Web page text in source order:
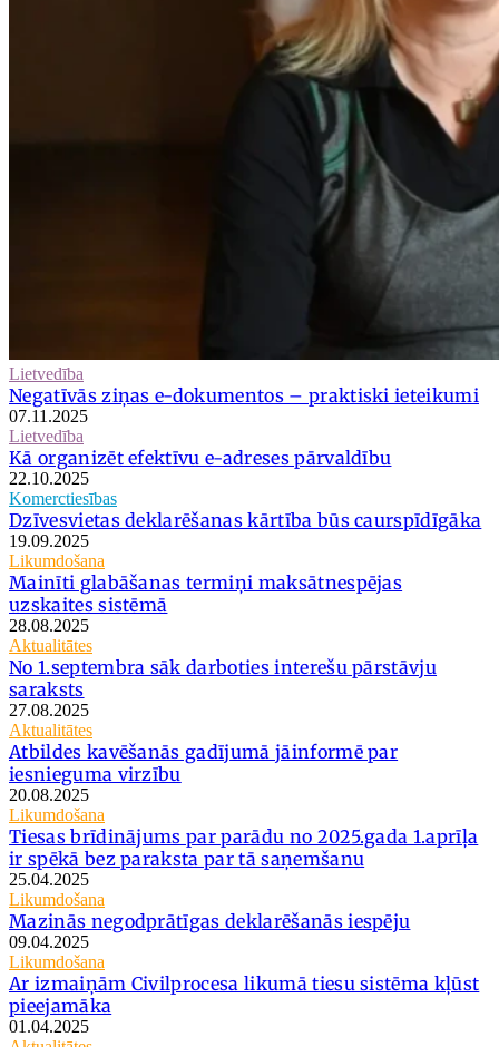
Lietvedība
Negatīvās ziņas e-dokumentos – praktiski ieteikumi
07.11.2025
Lietvedība
Kā organizēt efektīvu e-adreses pārvaldību
22.10.2025
Komerctiesības
Dzīvesvietas deklarēšanas kārtība būs caurspīdīgāka
19.09.2025
Likumdošana
Mainīti glabāšanas termiņi maksātnespējas
uzskaites sistēmā
28.08.2025
Aktualitātes
No 1.septembra sāk darboties interešu pārstāvju
saraksts
27.08.2025
Aktualitātes
Atbildes kavēšanās gadījumā jāinformē par
iesnieguma virzību
20.08.2025
Likumdošana
Tiesas brīdinājums par parādu no 2025.gada 1.aprīļa
ir spēkā bez paraksta par tā saņemšanu
25.04.2025
Likumdošana
Mazinās negodprātīgas deklarēšanās iespēju
09.04.2025
Likumdošana
Ar izmaiņām Civilprocesa likumā tiesu sistēma kļūst
pieejamāka
01.04.2025